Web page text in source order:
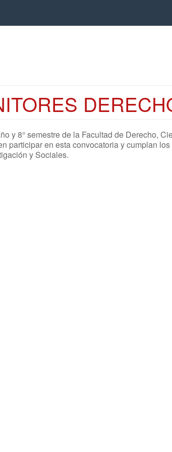
y 8° semestre de la Facultad de Derecho,
participar en esta convocatoria y cumplan
y Sociales.